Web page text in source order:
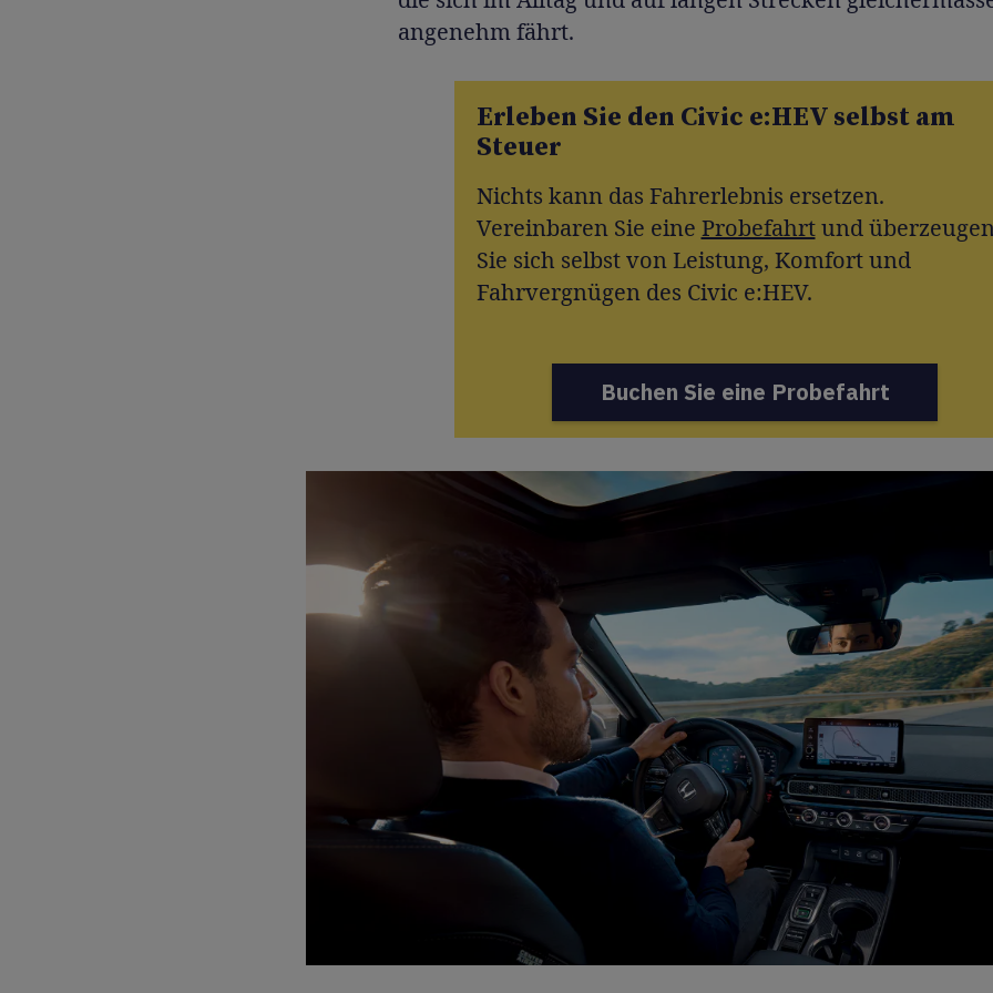
angenehm fährt.
Erleben Sie den Civic e:HEV selbst am
Steuer
Nichts kann das Fahrerlebnis ersetzen.
Vereinbaren Sie eine Probefahrtund
Sie sich selbst von Leistung, Komfort und
Fahrvergnügen des Civic e:HEV.
Buchen Sie eine Probefahrt